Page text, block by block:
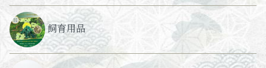
飼育用品